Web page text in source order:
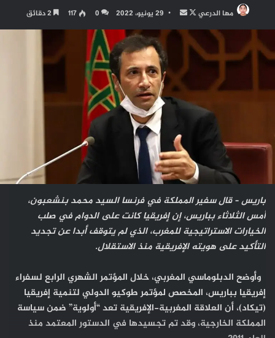
مها الدرعي
تابع
على
أرسل
بريدا
إلكترونيا
29 يونيو، 2022 0
117
باريس – قال سفير المملكة في فرنسا السيد محمد بنشعبون،
أمس الثلاثاء بباريس، إن إفريقيا كانت على الدوام في صلب
الخيارات الاستراتيجية للمغرب، الذي لم يتوقف أبدا عن تجديد
التأكيد على هويته الإفريقية منذ الاستقلال.
وأوضح الدبلوماسي المغربي، خلال المؤتمر الشهري الرابع لسفراء
إفريقيا بباريس، المخصص لمؤتمر طوكيو الدولي لتنمية إفريقيا
(تيكاد)، أن العلاقة المغربية-الإفريقية تعد “أولوية” ضمن سياسة
المملكة الخارجية، وقد تم تجسيدها في الدستور المعتمد منذ